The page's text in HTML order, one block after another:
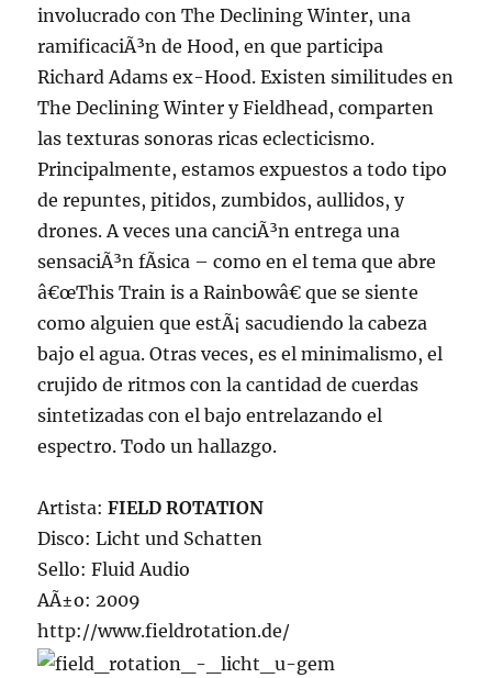
involucrado con The Declining Winter, una
ramificaciÃ³n de Hood, en que participa
Richard Adams ex-Hood. Existen similitudes en
The Declining Winter y Fieldhead, comparten
las texturas sonoras ricas eclecticismo.
Principalmente, estamos expuestos a todo tipo
de repuntes, pitidos, zumbidos, aullidos, y
drones. A veces una canciÃ³n entrega una
sensaciÃ³n fÃ­sica – como en el tema que abre
â€œThis Train is a Rainbowâ€ que se siente
como alguien que estÃ¡ sacudiendo la cabeza
bajo el agua. Otras veces, es el minimalismo, el
crujido de ritmos con la cantidad de cuerdas
sintetizadas con el bajo entrelazando el
espectro. Todo un hallazgo.
Artista:FIELD ROTATION
Disco: Licht und Schatten
Sello: Fluid Audio
AÃ±o: 2009
http://www.fieldrotation.de/